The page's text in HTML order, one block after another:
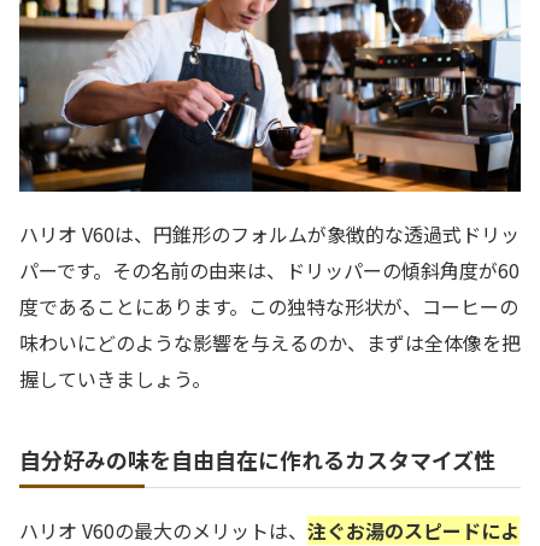
ハリオ V60は、円錐形のフォルムが象徴的な透過式ドリッ
パーです。その名前の由来は、ドリッパーの傾斜角度が60
度であることにあります。この独特な形状が、コーヒーの
味わいにどのような影響を与えるのか、まずは全体像を把
握していきましょう。
自分好みの味を自由自在に作れるカスタマイズ性
ハリオ V60の最大のメリットは、 注ぐお湯のスピードによ